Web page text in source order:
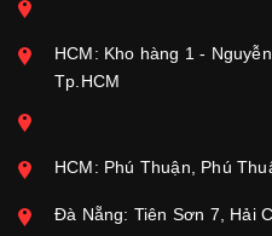
HCM: Kho hàng 1 -
Tp.HCM
HCM: Phú Thuận, Phú
Đà Nẵng: Tiên Sơn 7, Hải